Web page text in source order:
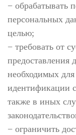
− обрабатывать
персональных
целью;
− требовать от
предоставления
необходимых
идентификации
также в иных
− ограничить